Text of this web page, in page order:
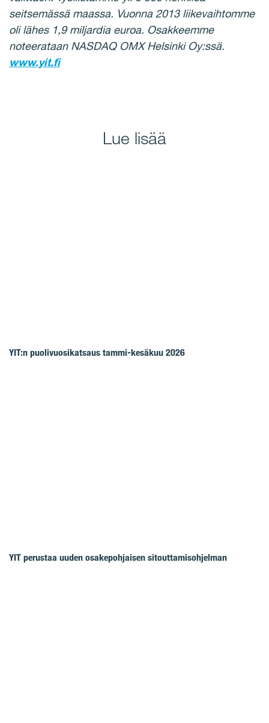
seitsemässä maassa. Vuonna 2013 liikevaihtomme
oli lähes 1,9 miljardia euroa. Osakkeemme
noteerataan NASDAQ OMX Helsinki Oy:ssä.
www.yit.fi
Lue lisää
YIT:n puolivuosikatsaus tammi-kesäkuu 2026
YIT perustaa uuden osakepohjaisen sitouttamisohjelman